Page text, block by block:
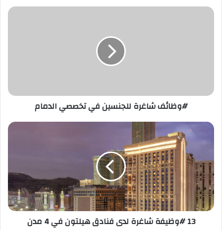
#وظائف
#وظائف شاغرة للجنسين في تخصصي الدمام
13
شاغرة
لدى
فنادق
هيلتون
في
4
مدن
13 #وظيفة شاغرة لدى فنادق هيلتون في 4 مدن